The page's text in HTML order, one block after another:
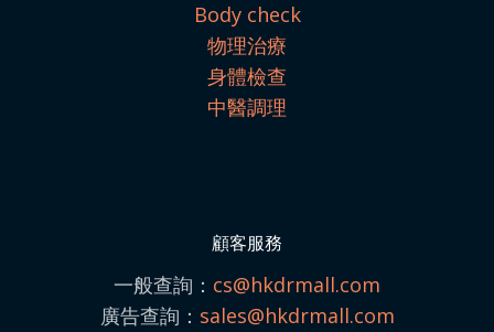
Body check
物理治療
身體檢查
中醫調理
顧客服務
一般查詢： cs@hkdrmall.com
廣告查詢： sales@hkdrmall.com